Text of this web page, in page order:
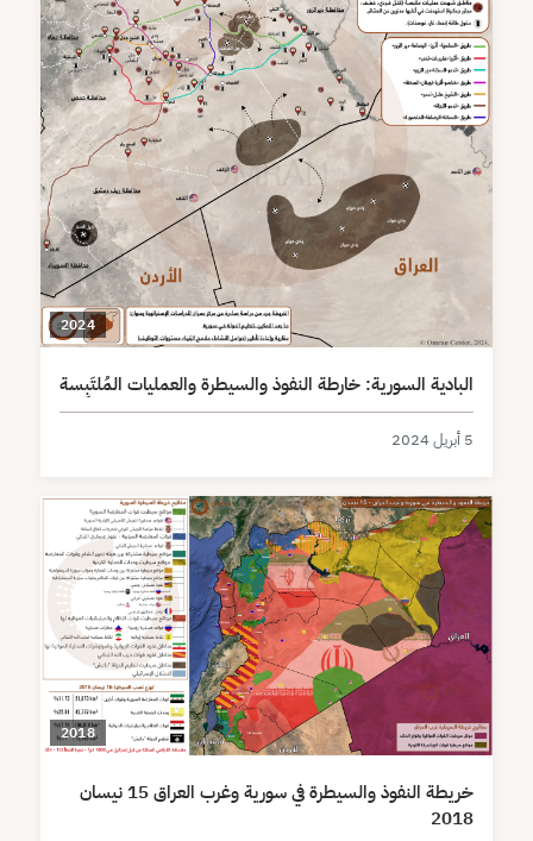
2024
البادية السورية: خارطة النفوذ والسيطرة والعمليات المُلتَبِسة
5 أبريل 2024
2018
خريطة النفوذ والسيطرة في سورية وغرب العراق 15 نيسان
2018